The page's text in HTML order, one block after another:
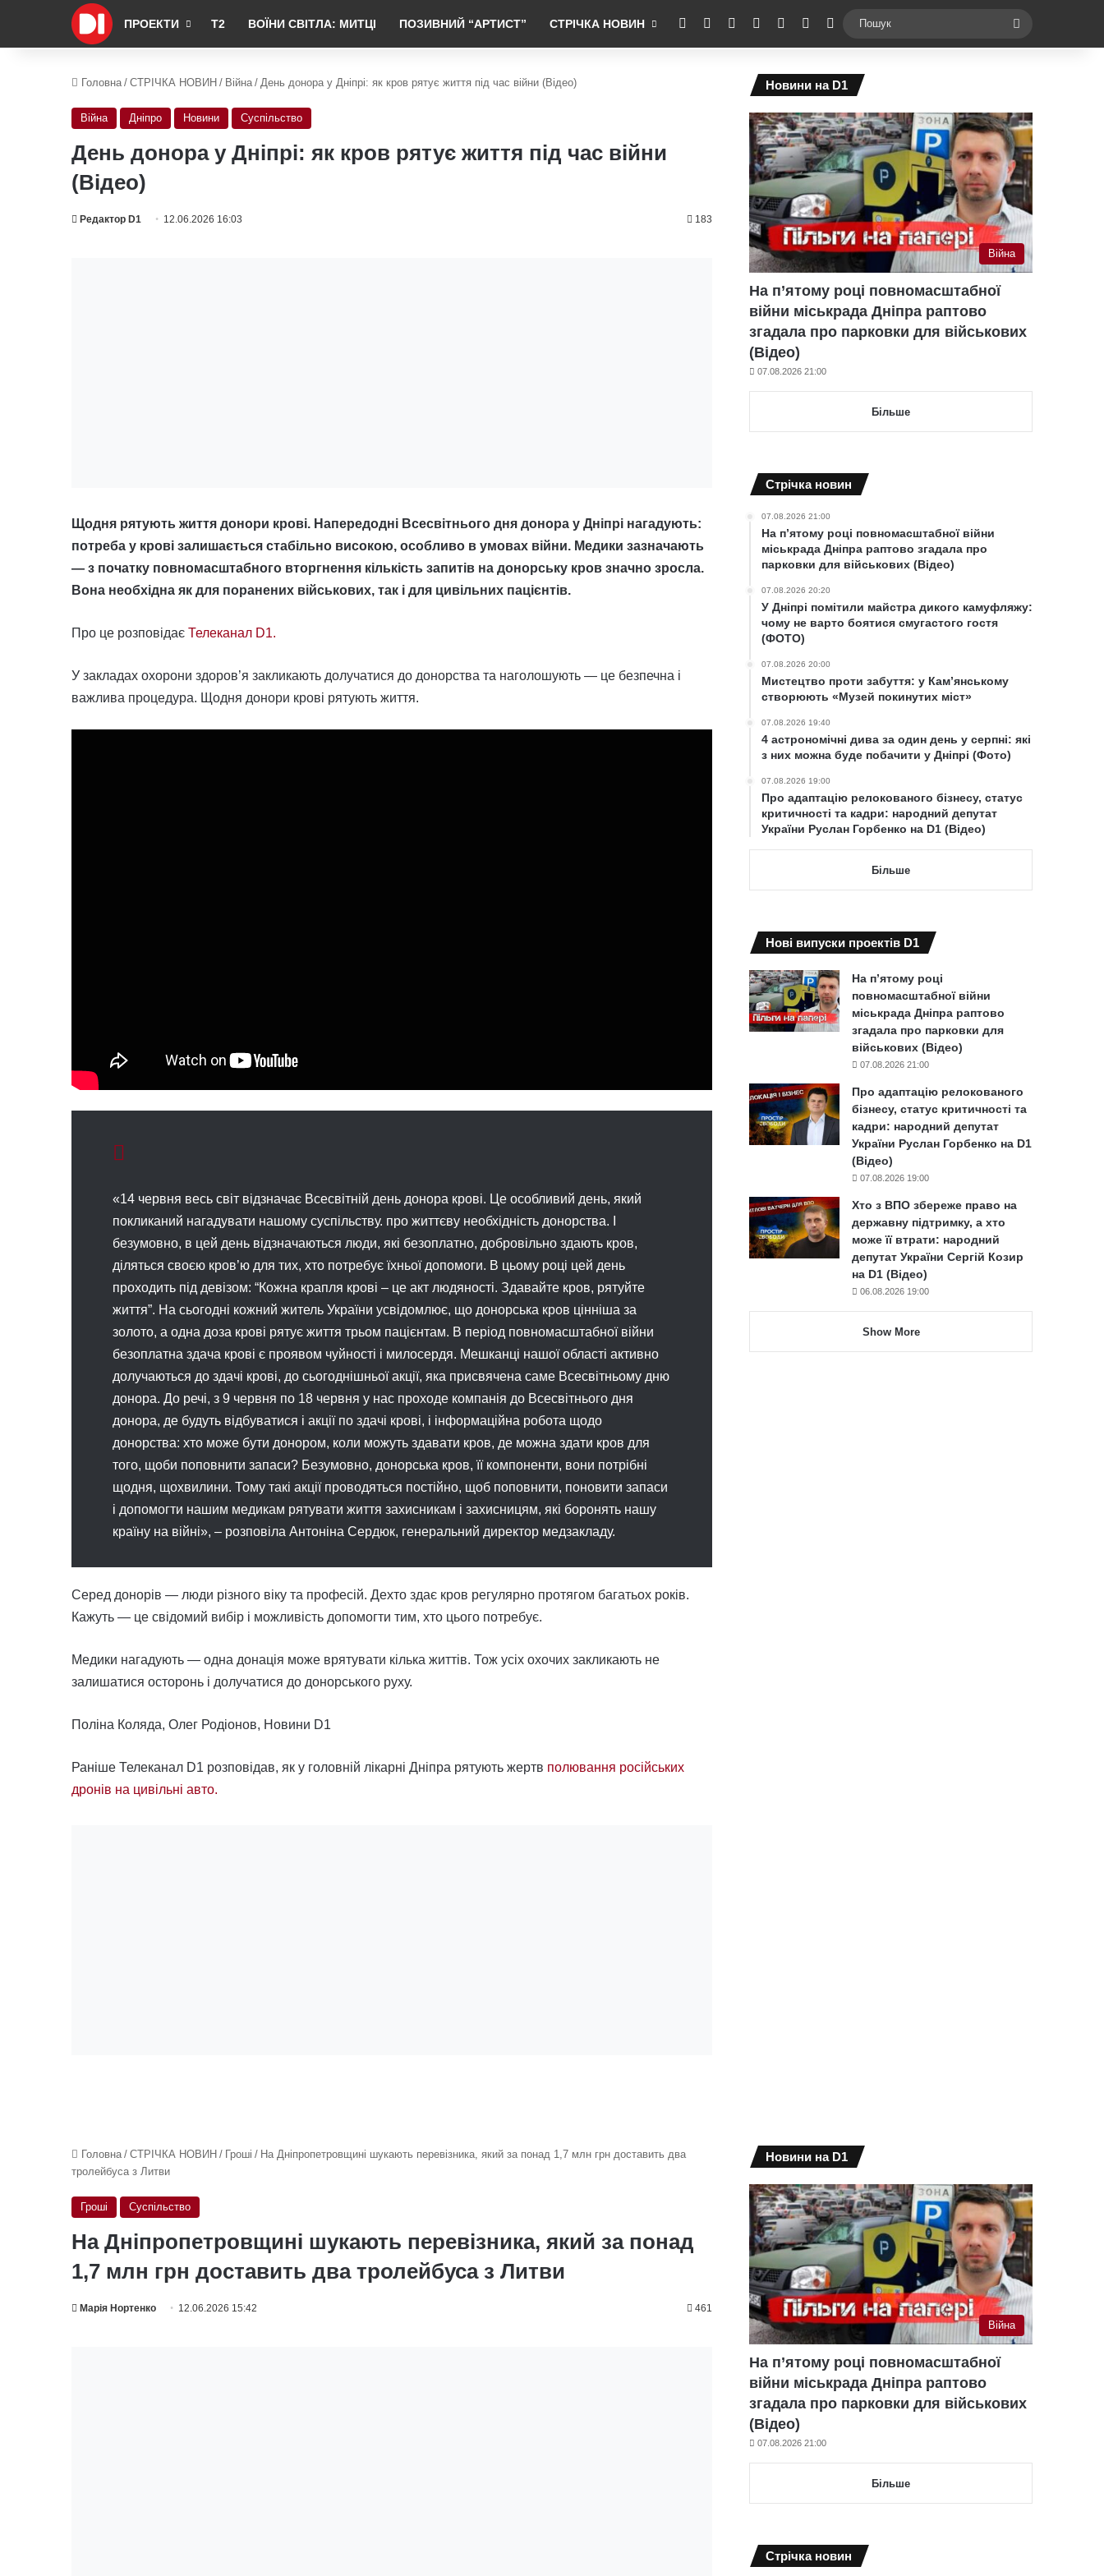
ПРОЕКТИ Т2 ВОЇНИ СВІТЛА: МИТЦІ ПОЗИВНИЙ “АРТИСТ” СТРІЧКА НОВИН RSS Facebook YouTubeInstagramTelegramSwitch skin
Головна / СТРІЧКА НОВИН / Війна / День донора у Дніпрі: як кров рятує життя під час війни (Відео)
Війна Дніпро Новини Суспільство
День донора у Дніпрі: як кров рятує життя під час війни
(Відео)
Редактор D1 12.06.2026 16:03 183
Щодня рятують життя донори крові. Напередодні Всесвітнього дня донора у Дніпрі нагадують:
потреба у крові залишається стабільно високою, особливо в умовах війни. Медики зазначають
— з початку повномасштабного вторгнення кількість запитів на донорську кров значно зросла.
Вона необхідна як для поранених військових, так і для цивільних пацієнтів.
Про це розповідає Телеканал D1.
У закладах охорони здоров’я закликають долучатися до донорства та наголошують — це безпечна і
важлива процедура. Щодня донори крові рятують життя.
«14 червня весь світ відзначає Всесвітній день донора крові. Це особливий день, який
покликаний нагадувати нашому суспільству. про життєву необхідність донорства. І
безумовно, в цей день відзначаються люди, які безоплатно, добровільно здають кров,
діляться своєю кров’ю для тих, хто потребує їхньої допомоги. В цьому році цей день
проходить під девізом: “Кожна крапля крові – це акт людяності. Здавайте кров, рятуйте
життя”. На сьогодні кожний житель України усвідомлює, що донорська кров цінніша за
золото, а одна доза крові рятує життя трьом пацієнтам. В період повномасштабної війни
безоплатна здача крові є проявом чуйності і милосердя. Мешканці нашої області активно
долучаються до здачі крові, до сьогоднішньої акції, яка присвячена саме Всесвітньому дню
донора. До речі, з 9 червня по 18 червня у нас проходе компанія до Всесвітнього дня
донора, де будуть відбуватися і акції по здачі крові, і інформаційна робота щодо
донорства: хто може бути донором, коли можуть здавати кров, де можна здати кров для
того, щоби поповнити запаси? Безумовно, донорська кров, її компоненти, вони потрібні
щодня, щохвилини. Тому такі акції проводяться постійно, щоб поповнити, поновити запаси
і допомогти нашим медикам рятувати життя захисникам і захисницям, які боронять нашу
країну на війні», – розповіла Антоніна Сердюк, генеральний директор медзакладу.
Серед донорів — люди різного віку та професій. Дехто здає кров регулярно протягом багатьох років.
Кажуть — це свідомий вибір і можливість допомогти тим, хто цього потребує.
Медики нагадують — одна донація може врятувати кілька життів. Тож усіх охочих закликають не
залишатися осторонь і долучатися до донорського руху.
Поліна Коляда, Олег Родіонов, Новини D1
Раніше Телеканал D1 розповідав, як у головній лікарні Дніпра рятують жертв полювання російських
дронів на цивільні авто.
Новини на D1
Війна
На п’ятому році повномасштабної
війни міськрада Дніпра раптово
згадала про парковки для військових
(Відео)
07.08.2026 21:00
Більше
Cтрічка новин
07.08.2026 21:00
На п’ятому році повномасштабної війни
міськрада Дніпра раптово згадала про
парковки для військових (Відео)
07.08.2026 20:20
У Дніпрі помітили майстра дикого камуфляжу:
чому не варто боятися смугастого гостя
(ФОТО)
07.08.2026 20:00
Мистецтво проти забуття: у Кам’янському
створюють «Музей покинутих міст»
07.08.2026 19:40
4 астрономічні дива за один день у серпні: які
з них можна буде побачити у Дніпрі (Фото)
07.08.2026 19:00
Про адаптацію релокованого бізнесу, статус
критичності та кадри: народний депутат
України Руслан Горбенко на D1 (Відео)
Більше
Нові випуски проектів D1
На п’ятому році
повномасштабної війни
міськрада Дніпра раптово
згадала про парковки для
військових (Відео)
07.08.2026 21:00
Про адаптацію релокованого
бізнесу, статус критичності та
кадри: народний депутат
України Руслан Горбенко на D1
(Відео)
07.08.2026 19:00
Хто з ВПО збереже право на
державну підтримку, а хто
може її втрати: народний
депутат України Сергій Козир
на D1 (Відео)
06.08.2026 19:00
Show More